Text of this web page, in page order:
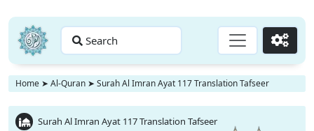
Search Go
Home ➤ Al-Quran ➤ Surah Al Imran Ayat 117 Translation Tafseer
Surah Al Imran Ayat 117 Translation Tafseer